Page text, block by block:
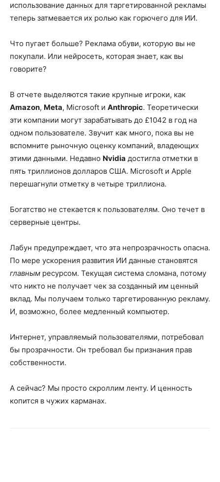
использование данных для таргетированной рекламы
теперь затмевается их ролью как горючего для ИИ.
Что пугает больше? Реклама обуви, которую вы не
покупали. Или нейросеть, которая знает, как вы
говорите?
В отчете выделяются такие крупные игроки, как
Amazon, Meta, Microsoft и Anthropic. Теоретически
эти компании могут зарабатывать до £1042 в год на
одном пользователе. Звучит как много, пока вы не
вспомните рыночную оценку компаний, владеющих
этими данными. Недавно Nvidia достигла отметки в
пять триллионов долларов США. Microsoft и Apple
перешагнули отметку в четыре триллиона.
Богатство не стекается к пользователям. Оно течет в
серверные центры.
Лабун предупреждает, что эта непрозрачность опасна.
По мере ускорения развития ИИ данные становятся
главным ресурсом. Текущая система сломана, потому
что никто не получает чек за созданный им ценный
вклад. Мы получаем только таргетированную рекламу.
И, возможно, более медленный компьютер.
Интернет, управляемый пользователями, потребовал
бы прозрачности. Он требовал бы признания прав
собственности.
А сейчас? Мы просто скроллим ленту. И ценность
копится в чужих карманах.